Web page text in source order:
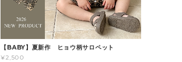
【BABY】夏新作 ヒョウ柄サロペット
¥2,500